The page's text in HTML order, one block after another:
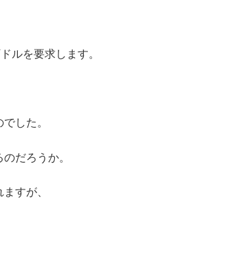
ルを要求します。
した。
だろうか。
すが、